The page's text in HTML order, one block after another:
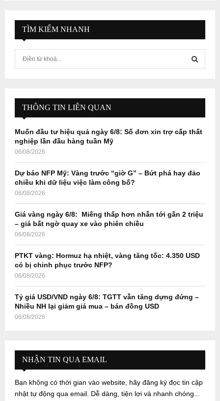
TÌM KIẾM NHANH
f
r
E
A
H
THÔNG TIN LIÊN QUAN
Muốn đầu tư hiệu quả ngày 6/8: Số đơn xin trợ cấp thất
nghiệp lần đầu hàng tuần Mỹ
06/08/2026
Dự báo NFP Mỹ: Vàng trước “giờ G” – Bứt phá hay đảo
chiều khi dữ liệu việc làm công bố?
06/08/2026
Giá vàng ngày 6/8: Miếng thấp hơn nhẫn tới gần 2 triệu
– giá bất ngờ quay xe vào phiên chiều
06/08/2026
PTKT vàng: Hormuz hạ nhiệt, vàng tăng tốc: 4.350 USD
có bị chinh phục trước NFP?
06/08/2026
Tỷ giá USD/VND ngày 6/8: TGTT vẫn tăng dựng đứng –
Nhiều NH lại giảm giá mua – bán đồng USD
06/08/2026
NHẬN TIN QUA EMAIL
Bạn không có thời gian vào website, hãy đăng ký đọc tin cập
nhật tự động qua email. Dễ dàng, tiện lợi và nhanh chóng...